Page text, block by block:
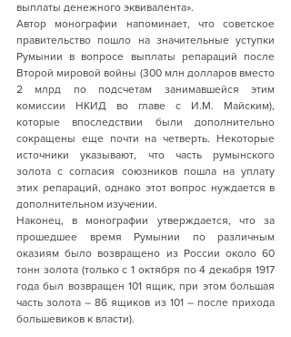
выплаты денежного эквивалента».
Автор монографии напоминает, что советское
правительство пошло на значительные уступки
Румынии в вопросе выплаты репараций после
Второй мировой войны (300 млн долларов вместо
2 млрд по подсчетам занимавшейся этим
комиссии НКИД во главе с И.М. Майским),
которые впоследствии были дополнительно
сокращены еще почти на четверть. Некоторые
источники указывают, что часть румынского
золота с согласия союзников пошла на уплату
этих репараций, однако этот вопрос нуждается в
дополнительном изучении.
Наконец, в монографии утверждается, что за
прошедшее время Румынии по различным
оказиям было возвращено из России около 60
тонн золота (только с 1 октября по 4 декабря 1917
года был возвращен 101 ящик, при этом большая
часть золота – 86 ящиков из 101 – после прихода
большевиков к власти).